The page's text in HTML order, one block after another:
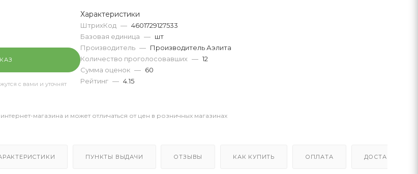
с вами и уточнят
Характеристики
ШтрихКод — 4601729127533
Базовая единица — шт
Производитель — Производитель Аэлита
Количество проголосовавших — 12
Сумма оценок — 60
Рейтинг — 4.15
магазина и может отличаться от цен в розничных магазинах
ПУНКТЫ ВЫДАЧИ ОТЗЫВЫ КАК КУПИТЬ ОПЛАТА ДОСТАВКА